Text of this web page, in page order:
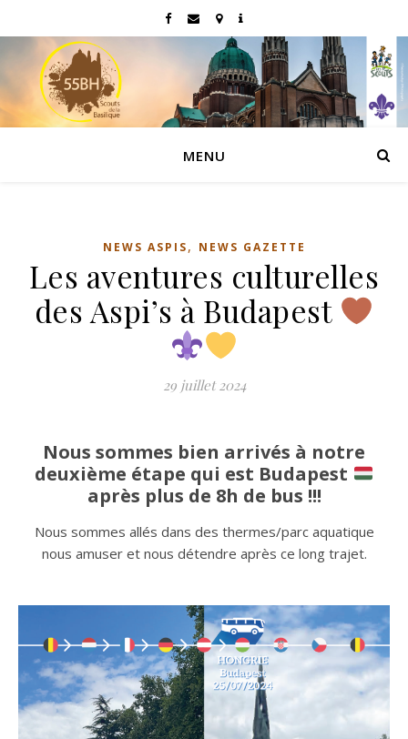
MENU
NEWS ASPIS, NEWS GAZETTE
Les aventures culturelles
des Aspi’s à Budapest
29 juillet 2024
Nous sommes bien arrivés à notre
deuxième étape qui est Budapest
après plus de 8h de bus !!!
Nous sommes allés dans des thermes/parc aquatique
nous amuser et nous détendre après ce long trajet.